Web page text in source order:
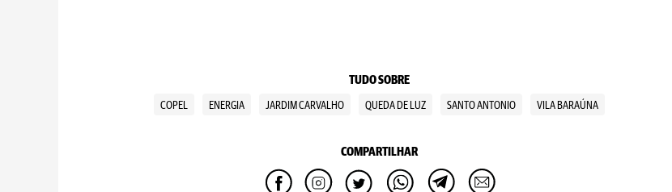
TUDO SOBRE
COPEL ENERGIA JARDIM CARVALHO QUEDA DE LUZ SANTO ANTONIO VILA BARAÚNA
COMPARTILHAR